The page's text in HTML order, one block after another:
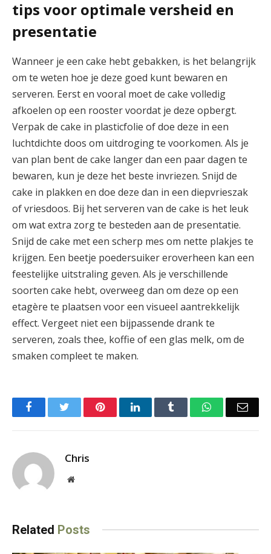
tips voor optimale versheid en
presentatie
Wanneer je een cake hebt gebakken, is het belangrijk
om te weten hoe je deze goed kunt bewaren en
serveren. Eerst en vooral moet de cake volledig
afkoelen op een rooster voordat je deze opbergt.
Verpak de cake in plasticfolie of doe deze in een
luchtdichte doos om uitdroging te voorkomen. Als je
van plan bent de cake langer dan een paar dagen te
bewaren, kun je deze het beste invriezen. Snijd de
cake in plakken en doe deze dan in een diepvrieszak
of vriesdoos. Bij het serveren van de cake is het leuk
om wat extra zorg te besteden aan de presentatie.
Snijd de cake met een scherp mes om nette plakjes te
krijgen. Een beetje poedersuiker eroverheen kan een
feestelijke uitstraling geven. Als je verschillende
soorten cake hebt, overweeg dan om deze op een
etagère te plaatsen voor een visueel aantrekkelijk
effect. Vergeet niet een bijpassende drank te
serveren, zoals thee, koffie of een glas melk, om de
smaken compleet te maken.
FacebookTwitter PinterestLinkedIn Tumblr WhatsApp
Chris
Website
Related Posts